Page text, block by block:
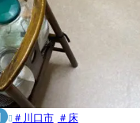
 川口市 床